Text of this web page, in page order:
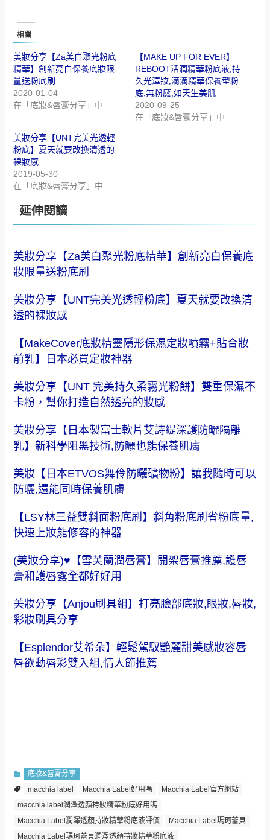
相關
美妝分享【Za美白聚光粉底
精華】創新亮白保養底妝限
量送粉底刷
2020-01-04
在「底妝&唇膏分享」中
【MAKE UP FOR EVER】
REBOOT活潤精華粉底液,持
久光澤妝,滴滴精華保養型粉
底,無粉感,如天生美肌
2020-09-25
在「底妝&唇膏分享」中
美妝分享【UNT完美光透輕
粉底】夏天就要改換清透的
裸妝感
2019-05-30
在「底妝&唇膏分享」中
延伸閱讀
美妝分享【Za美白聚光粉底精華】創新亮白保養底
妝限量送粉底刷
美妝分享【UNT完美光透輕粉底】夏天就要改換清
透的裸妝感
【MakeCover底妝精靈隱形保濕定妝噴霧+貼合妝
前乳】日本必買定妝神器
美妝分享【UNT 完美持久柔霧光粉餅】雙重保濕不
卡粉，幫你打造自然透亮的妝感
美妝分享【日本製富士軟片艾詩緹深護防曬隔離
乳】新科學阻黑技術,防曬也能保養肌膚
美妝【日本ETVOS舞伶防曬礦物粉】讓我隨時可以
防曬,還能同時保養肌膚
【LSY林三益雙斜面粉底刷】斜角粉底刷省粉底量,
快速上妝能修容的神器
(美妝分享)♥【雪芙蘭潤唇膏】開架唇膏推薦,護唇
膏和護唇露全都好好用
美妝分享【Anjou刷具組】打亮臉部底妝,眼妝,唇妝,
彩妝刷具分享
【Esplendor艾希朵】輕鬆駕馭艷麗甜美感妝容唇
唇欲動唇彩雙入組,情人節推薦
底妝&唇膏分享
macchia label
Macchia Label好用嗎
Macchia Label官方網站
macchia label潤澤透顏持妝精華粉底好用嗎
Macchia Label潤澤透顏持妝精華粉底液評價
Macchia Label瑪珂蕾貝
Macchia Label瑪珂蕾貝潤澤透顏持妝精華粉底液